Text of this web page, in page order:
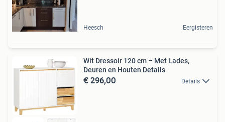
Heesch Eergisteren
Wit Dressoir 120 cm – Met Lades,
Deuren en Houten Details
€ 296,00 Details